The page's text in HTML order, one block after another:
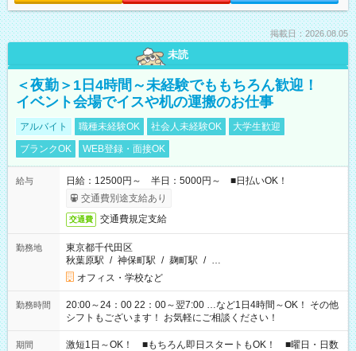
掲載日：2026.08.05
未読
＜夜勤＞1日4時間～未経験でももちろん歓迎！
イベント会場でイスや机の運搬のお仕事
アルバイト 職種未経験OK 社会人未経験OK
大学生歓迎
ブランクOK
WEB登録・面接OK
給与
日給：12500円～ 半日：5000円～ ■日払いOK！
交通費別途支給あり
交通費 交通費規定支給
勤務地
東京都千代田区
秋葉原駅 / 神保町駅 / 麹町駅 / …
オフィス・学校など
勤務時間
20:00～24：00 22：00～翌7:00 …など1日4時間～OK！ その他
シフトもございます！ お気軽にご相談ください！
期間
激短1日～OK！ ■もちろん即日スタートもOK！ ■曜日・日数